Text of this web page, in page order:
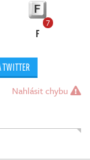
7
F
Nahlásit chybu